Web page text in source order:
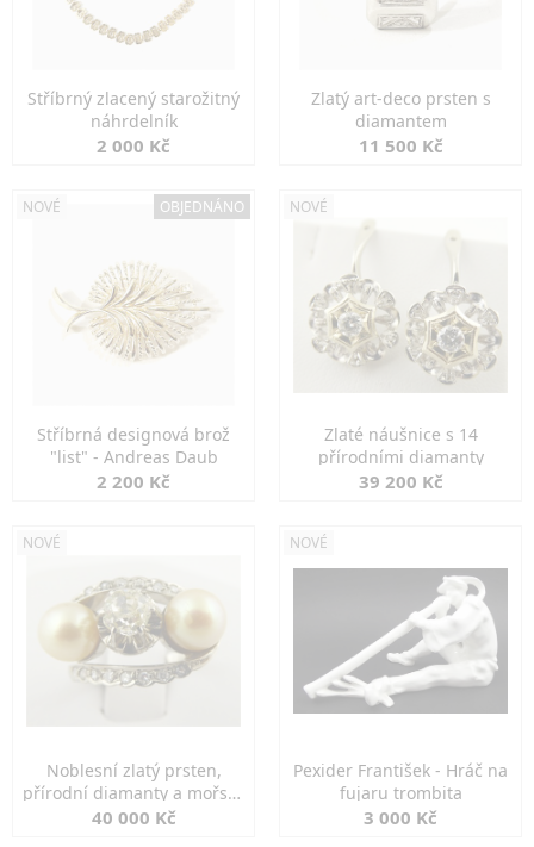
Stříbrný zlacený starožitný
náhrdelník
2 000 Kč
Zlatý art-deco prsten s
diamantem
11 500 Kč
NOVÉ OBJEDNÁNO
Stříbrná designová brož
"list" - Andreas Daub
2 200 Kč
NOVÉ
Zlaté náušnice s 14
přírodními diamanty
39 200 Kč
NOVÉ
Noblesní zlatý prsten,
přírodní diamanty a mořské
perly
40 000 Kč
NOVÉ
Pexider František - Hráč na
fujaru trombita
3 000 Kč